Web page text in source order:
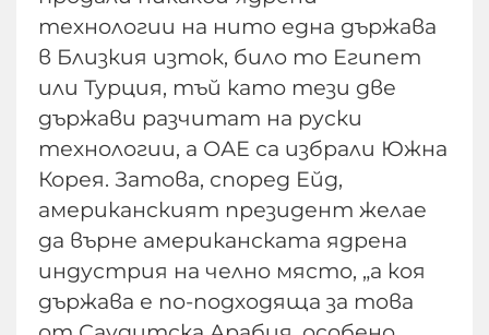
технологии на нито една държава
в Близкия изток, било то Египет
или Турция, тъй като тези две
държави разчитат на руски
технологии, а ОАЕ са избрали Южна
Корея. Затова, според Ейд,
американският президент желае
да върне американската ядрена
индустрия на челно място, „а коя
държава е по-подходяща за това